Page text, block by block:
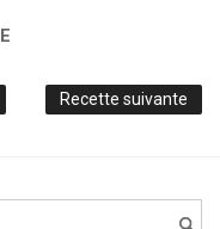
Recette suivante